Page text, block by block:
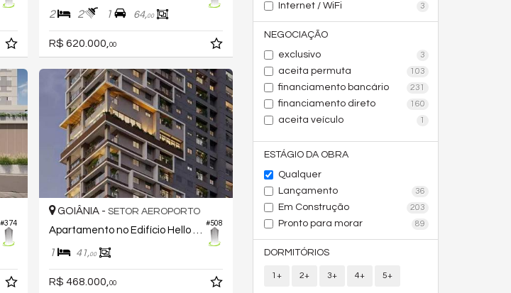
Internet / WiFi 3
NEGOCIAÇÃO
exclusivo
3
aceita permuta 103
financiamento bancário 231
financiamento direto 160
aceita veículo 1
ESTÁGIO DA OBRA
Qualquer
Lançamento
36
Em Construção 203
Pronto para morar 89
DORMITÓRIOS
1+ 2+ 3+ 4+ 5+
2 2 1 64,00
R$ 620.000, 00
#374 #508
GOIÂNIA - SETOR AEROPORTO
Apartamento no Edifício Hello Vision
1 41,00
R$ 468.000, 00